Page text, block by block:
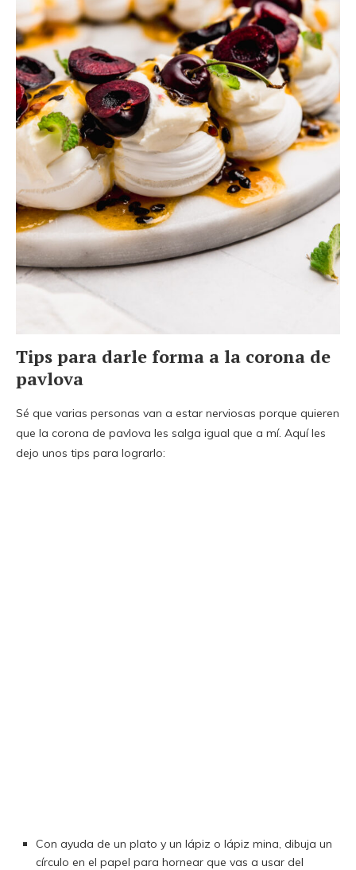
Tips para darle forma a la corona de
pavlova
Sé que varias personas van a estar nerviosas porque quieren
que la corona de pavlova les salga igual que a mí. Aquí les
dejo unos tips para lograrlo:
Con ayuda de un plato y un lápiz o lápiz mina, dibuja un
círculo en el papel para hornear que vas a usar del